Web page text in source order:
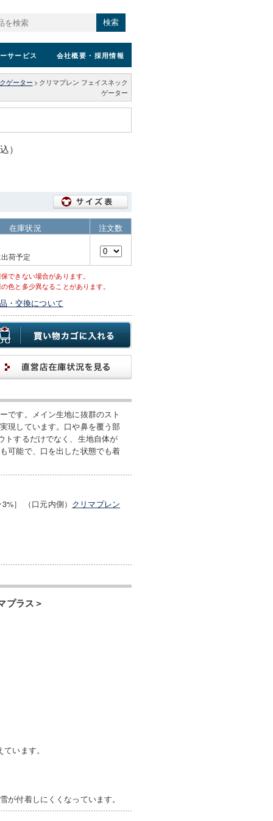
検索
サービス 会社概要 ・採用情報
ゲーター > クリマプレン フェイスネック
ゲーター
）
在庫状況
注文数
荷予定
できない場合があります。
色と多少異なることがあります。
・交換について
です。メイン生地に抜群のスト
現しています。口や鼻を覆う部
トするだけでなく、生地自体が
可能で、口を出した状態でも着
］ （口元内側） クリマプレン
プラス＞
います。
付着しにくくなっています。